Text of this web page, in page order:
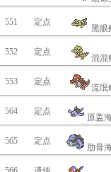
551 定点
黑眼
552 定点
混混
553 定点
流氓
564 定点
原盖
565 定点
肋骨